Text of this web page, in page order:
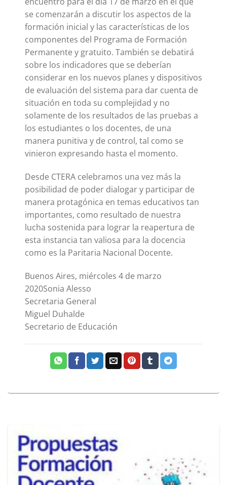
se comenzarán a discutir los aspectos de la
formación inicial y las características de los
componentes del Programa de Formación
Permanente y gratuito. También se debatirá
sobre los indicadores que se deberían
considerar en los nuevos planes y dispositivos
de evaluación del sistema para dar cuenta de
situación en toda su complejidad y no
solamente de los resultados de las pruebas a
los estudiantes o los docentes, de una
manera punitiva y de control, tal como se
vinieron expresando hasta el momento.
Desde CTERA celebramos una vez más la
posibilidad de poder dialogar y participar de
manera protagónica en temas educativos tan
importantes, como resultado de nuestra
lucha sostenida para lograr la reapertura de
esta instancia tan valiosa para la docencia
como es la Paritaria Nacional Docente.
Buenos Aires, miércoles 4 de marzo
2020Sonia Alesso
Secretaria General
Miguel Duhalde
Secretario de Educación